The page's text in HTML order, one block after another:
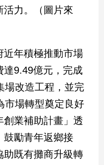
活力。（圖片來
近年積極推動市場
達9.49億元，完成
場改造工程，並完
市場轉型奠定良好
創業補助計畫」透
鼓勵青年返鄉接
助既有攤商升級轉